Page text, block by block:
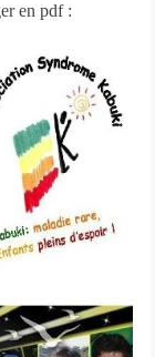
en pdf :